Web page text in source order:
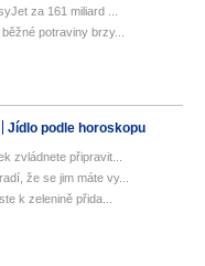
za 161 miliard ...
potraviny brzy...
Jídlo podle horoskopu
zvládnete připravit...
že se jim máte vy...
k zelenině přida...